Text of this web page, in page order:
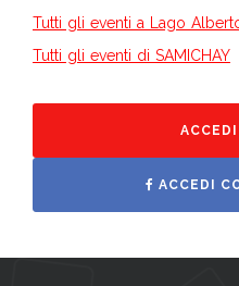
Tutti gli eventi a Lago
Tutti gli eventi di SAMICHAY
ACCEDI